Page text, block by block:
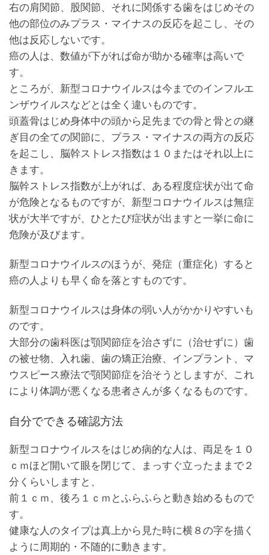
右の肩関節、股関節、それに関係する歯をはじめその
他の部位のみプラス・マイナスの反応を起こし、その
他は反応しないです。
癌の人は、数値が下がれば命が助かる確率は高いで
す。
ところが、新型コロナウイルスは今までのインフルエ
ンザウイルスなどとは全く違いものです。
頭蓋骨はじめ身体中の頭から足先までの骨と骨との継
ぎ目の全ての関節に、プラス・マイナスの両方の反応
を起こし、脳幹ストレス指数は１０またはそれ以上に
きます。
脳幹ストレス指数が上がれば、ある程度症状が出て命
が危険となるものですが、新型コロナウイルスは無症
状が大半ですが、ひとたび症状が出ますと一挙に命に
危険が及びます。
新型コロナウイルスのほうが、発症（重症化）すると
癌の人よりも早く命を落とすものです。
新型コロナウイルスは身体の弱い人がかかりやすいも
のです。
大部分の歯科医は顎関節症を治さずに（治せずに）歯
の被せ物、入れ歯、歯の矯正治療、インプラント、マ
ウスピース療法で顎関節症を治そうとしますが、これ
により体調が悪くなる患者さんが多くなるものです。
自分でできる確認方法
新型コロナウイルスをはじめ病的な人は、両足を１０
ｃｍほど開いて眼を閉じて、まっすぐ立ったままで２
分くらいしますと、
前１ｃｍ、後ろ１ｃｍとふらふらと動き始めるもので
す。
健康な人のタイプは真上から見た時に横８の字を描く
ように周期的・不随的に動きます。